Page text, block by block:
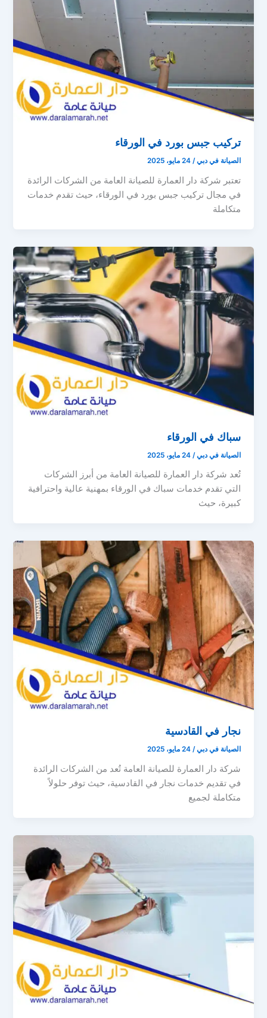
تركيب جبس بورد في الورقاء
الصيانة في دبي/24 مايو، 2025
تعتبر شركة دار العمارة للصيانة العامة من الشركات الرائدة
في مجال تركيب جبس بورد في الورقاء، حيث تقدم خدمات
متكاملة
سباك في الورقاء
الصيانة في دبي/24 مايو، 2025
تُعد شركة دار العمارة للصيانة العامة من أبرز الشركات
التي تقدم خدمات سباك في الورقاء بمهنية عالية واحترافية
كبيرة، حيث
نجار في القادسية
الصيانة في دبي/24 مايو، 2025
شركة دار العمارة للصيانة العامة تُعد من الشركات الرائدة
في تقديم خدمات نجار في القادسية، حيث توفر حلولاً
متكاملة لجميع